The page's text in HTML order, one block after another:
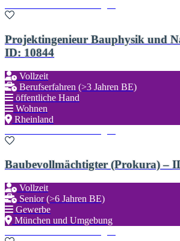
Projektingenieur Bauphysik und
ID: 10844
Vollzeit
Berufserfahren (>3 Jahren BE)
öffentliche Hand
Wohnen
Rheinland
Baubevollmächtigter (Prokura) –
Vollzeit
Senior (>6 Jahren BE)
Gewerbe
München und Umgebung